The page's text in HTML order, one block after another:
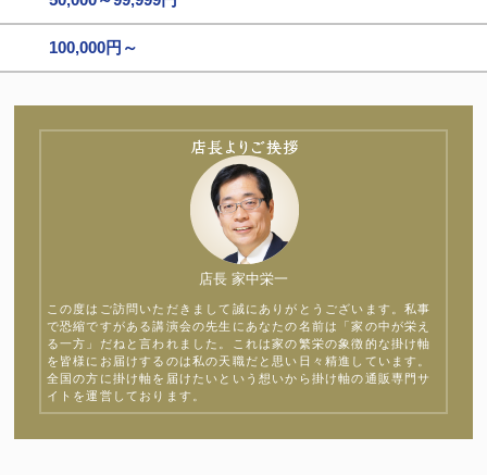
100,000円～
店長 家中栄一
この度はご訪問いただきまして誠にありがとうございます。私事
で恐縮ですがある講演会の先生にあなたの名前は「家の中が栄え
る一方」だねと言われました。これは家の繁栄の象徴的な掛け軸
を皆様にお届けするのは私の天職だと思い日々精進しています。
全国の方に掛け軸を届けたいという想いから掛け軸の通販専門サ
イトを運営しております。